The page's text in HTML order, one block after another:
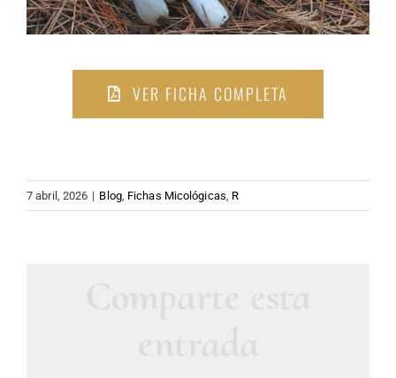
VER FICHA COMPLETA
7 abril, 2026 | Blog, Fichas Micológicas R